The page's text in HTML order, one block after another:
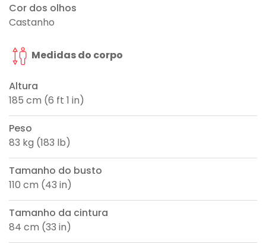
Cor dos olhos
Castanho
Medidas do corpo
Altura
185 cm (6 ft 1 in)
Peso
83 kg (183 lb)
Tamanho do busto
110 cm (43 in)
Tamanho da cintura
84 cm (33 in)